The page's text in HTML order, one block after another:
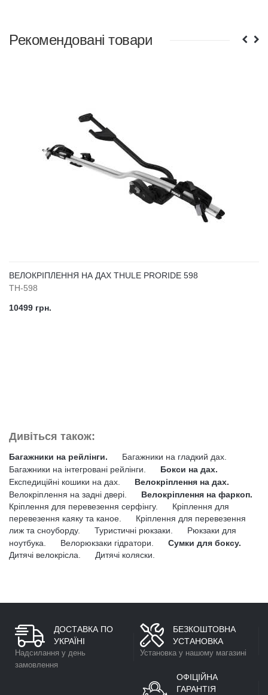
Рекомендовані товари
ВЕЛОКРІПЛЕННЯ НА ДАХ THULE PRORIDE 598
TH-598
10499 грн.
Дивіться також:
Багажники на рейлінги.
Багажники на гладкий дах.
Багажники на інтегровані рейлінги.
Бокси на дах.
Експедиційні кошики на дах.
Велокріплення на дах.
Велокріплення на задні двері.
Велокріплення на фаркоп.
Кріплення для перевезення серфінгу.
Кріплення для
перевезення каяку та каное.
Кріплення для перевезення
лиж та сноуборду.
Туристичні рюкзаки.
Рюкзаки для
ноутбука.
Велорюкзаки гідратори.
Сумки для боксу.
Дитячі велокрісла.
Дитячі коляски.
ДОСТАВКА ПО
УКРАЇНІ
Надсилання у день
замовлення
БЕЗКОШТОВНА
УСТАНОВКА
Установка у нашому магазині
ОФІЦІЙНА
ГАРАНТІЯ